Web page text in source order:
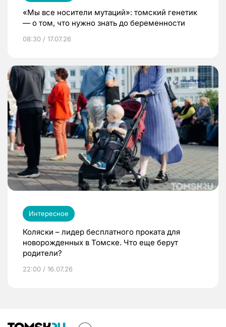
«Мы все носители мутаций»: томский генетик
— о том, что нужно знать до беременности
08:30 / 17.07.26
Интересное
Коляски – лидер бесплатного проката для
новорожденных в Томске. Что еще берут
родители?
22:00 / 16.07.26